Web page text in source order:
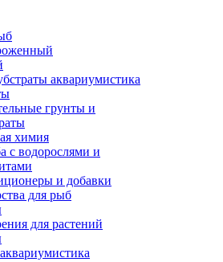
аквариумистика
грунты и
химия
с водорослями и
и добавки
для рыб
для растений